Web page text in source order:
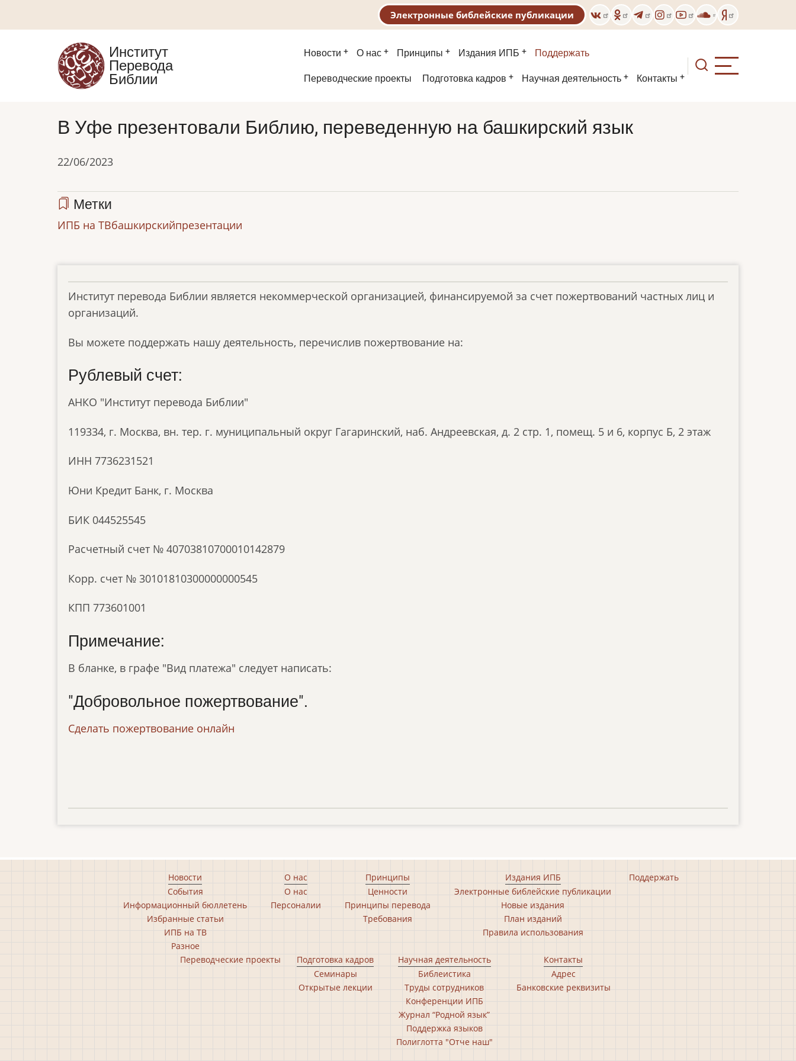
содержанию
Электронные библейские публикации
Институт
Перевода
Библии
Основная
навигация
Новости О нас Принципы Издания ИПБ Поддержать
Второе
Переводческие проекты Подготовка кадров Научная деятельность Контакты
В Уфе презентовали Библию, переведенную на башкирский язык
22/06/2023
Метки
ИПБ на ТВбашкирскийпрезентации
Институт перевода Библии является некоммерческой организацией, финансируемой за счет пожертвований частных лиц и
организаций.
Вы можете поддержать нашу деятельность, перечислив пожертвование на:
Рублевый счет:
АНКО "Институт перевода Библии"
119334, г. Москва, вн. тер. г. муниципальный округ Гагаринский, наб. Андреевская, д. 2 стр. 1, помещ. 5 и 6, корпус Б, 2 этаж
ИНН 7736231521
Юни Кредит Банк, г. Москва
БИК 044525545
Расчетный счет № 40703810700010142879
Корр. счет № 30101810300000000545
КПП 773601001
Примечание:
В бланке, в графе "Вид платежа" следует написать:
"Добровольное пожертвование".
Сделать пожертвование онлайн
Новости
События
Информационный бюллетень
Избранные статьи
ИПБ на ТВ
Разное
О нас
О нас
Персоналии
Принципы
Ценности
Принципы перевода
Требования
Издания ИПБ
Электронные библейские публикации
Новые издания
План изданий
Правила использования
Поддержать
Переводческие проекты
Подготовка кадров
Семинары
Открытые лекции
Научная деятельность
Библеистика
Труды сотрудников
Конференции ИПБ
Журнал “Родной язык”
Поддержка языков
Полиглотта "Отче наш"
Контакты
Адрес
Банковские реквизиты